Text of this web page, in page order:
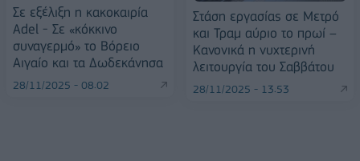
Σε εξέλιξη η κακοκαιρία
Adel - Σε «κόκκινο
συναγερμό» το Βόρειο
Αιγαίο και τα Δωδεκάνησα
28/11/2025 - 08:02
Στάση εργασίας σε Μετρό
και Τραμ αύριο το πρωί –
Κανονικά η νυχτερινή
λειτουργία του Σαββάτου
28/11/2025 - 13:53